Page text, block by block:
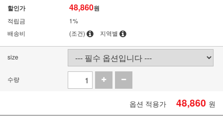
할인가 48,860원
적립금
1%
배송비
(조건) 지역별
size
수량
옵션 적용가 48,860 원